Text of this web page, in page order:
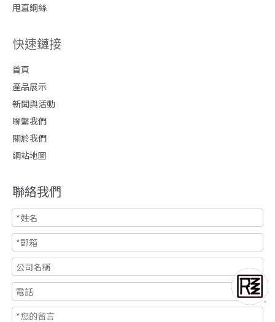
甩直鋼絲
快速鏈接
首頁
產品展示
新聞與活動
聯繫我們
關於我們
網站地圖
聯絡我們